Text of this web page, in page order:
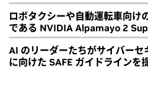
ロボタクシーや自動運転車向け
である NVIDIA Alpamayo 2
AI のリーダーたちがサイバーセ
に向けた SAFE ガイドラインを